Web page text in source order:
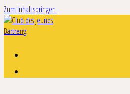
Zum Inhalt springen